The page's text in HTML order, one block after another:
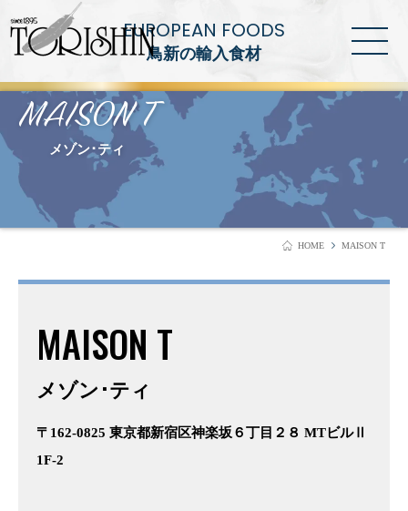
EUROPEAN FOODS
鳥新の輸入食材
MAISON T
メゾン･ティ
HOME MAISON T
MAISON T
メゾン･ティ
〒162-0825 東京都新宿区神楽坂６丁目２８ MTビルⅡ
1F-2